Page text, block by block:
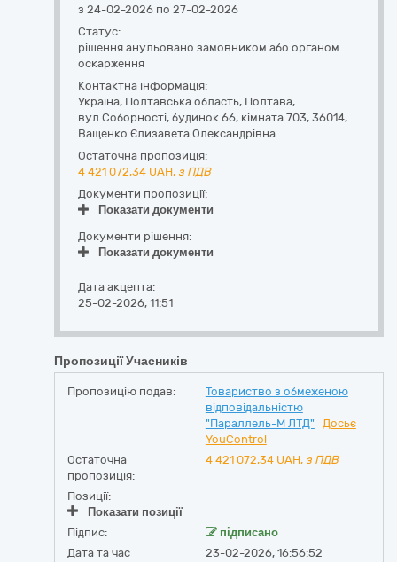
з 24-02-2026 по 27-02-2026
Статус:
рішення анульовано замовником або органом
оскарження
Контактна інформація:
Україна, Полтавська область, Полтава,
вул.Соборності, будинок 66, кімната 703, 36014,
Ващенко Єлизавета Олександрівна
Остаточна пропозиція:
4 421 072,34 UAH, з ПДВ
Документи пропозиції:
Показати документи
Документи рішення:
Показати документи
Дата акцепта:
25-02-2026, 11:51
Пропозиції Учасників
Пропозицію подав:
Товариство з обмеженою
відповідальністю
"Параллель-М ЛТД"
Досьє
YouControl
Остаточна
пропозиція:
4 421 072,34 UAH, з ПДВ
Позиції:
Показати позиції
Підпис:
підписано
Дата та час
23-02-2026, 16:56:52